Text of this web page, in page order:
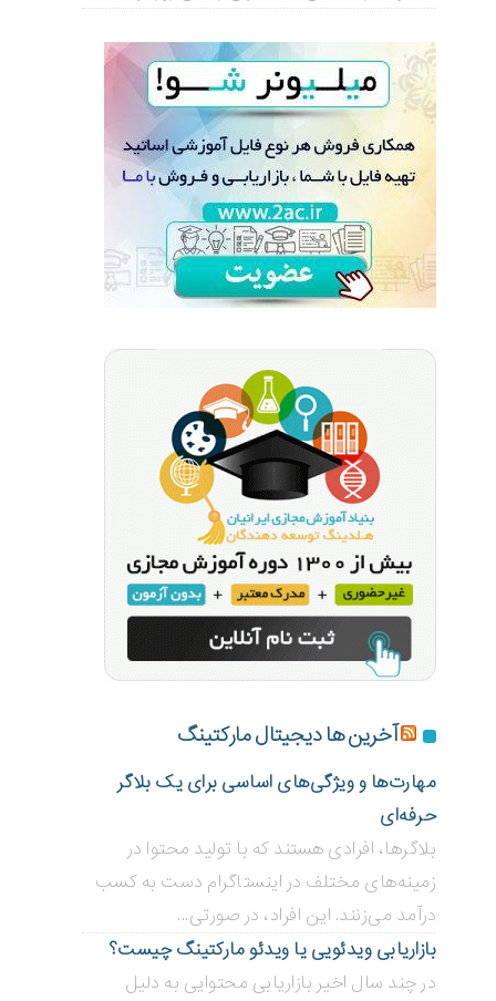
آخرین ها دیجیتال مارکتینگ
مهارت‌ها و ویژگی‌های اساسی برای یک بلاگر
حرفه‌ای
بلاگر‌ها، افرادی هستند که با تولید محتوا در
زمینه‌های مختلف در اینستاگرام دست به کسب
درآمد می‌زنند. این افراد، در صورتی...
بازاریابی ویدئویی ‌یا ویدئو مارکتینگ چیست؟
در چند سال اخیر بازاریابی محتوایی به دلیل